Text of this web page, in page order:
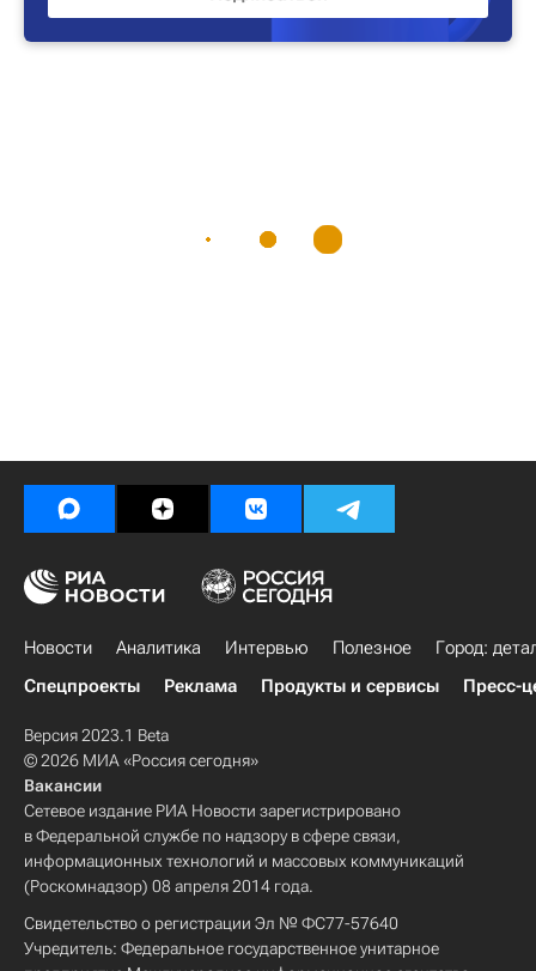
Новости Аналитика Интервью Полезное
Город:
Спецпроекты
Реклама Продукты и сервисы Пресс-
Версия 2023.1 Beta
© 2026 МИА «Россия сегодня»
Вакансии
Сетевое издание РИА Новости зарегистрировано
в Федеральной службе по надзору в сфере связи,
информационных технологий и массовых коммуникаций
(Роскомнадзор) 08 апреля 2014 года.
Свидетельство о регистрации Эл № ФС77-57640
Учредитель: Федеральное государственное унитарное